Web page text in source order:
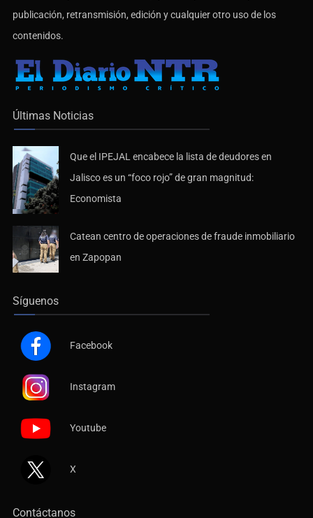
publicación, retransmisión, edición y cualquier otro uso de los
contenidos.
Últimas Noticias
Que el IPEJAL encabece la lista de deudores en
Jalisco es un “foco rojo” de gran magnitud:
Economista
Catean centro de operaciones de fraude inmobiliario
en Zapopan
Síguenos
Facebook
Instagram
Youtube
X
Contáctanos